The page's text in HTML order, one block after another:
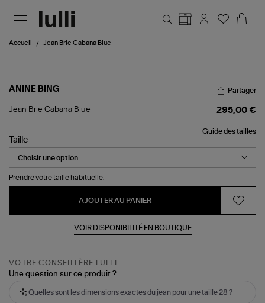
Accueil Jean Brie Cabana Blue
ANINE BING
Jean
Blue
Partager
Jean Brie Cabana Blue 295,00 €
Guide des tailles
Taille
Prendre votre taille habituelle.
AJOUTER AU PANIER
VOIR DISPONIBILITÉ EN BOUTIQUE
VOTRE CONSEILLÈRE LULLI
Une question sur ce produit ?
Quelles sont les dimensions exactes du jean pour une taille 28 ?